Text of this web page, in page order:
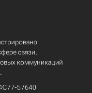
связи,
коммуникаций
57640